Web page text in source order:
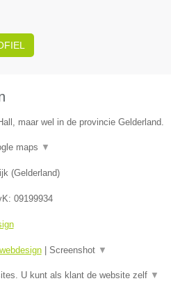
maar wel in de provincie Gelderland.
maps ▼
(Gelderland)
09199934
| Screenshot ▼
U kunt als klant de website zelf ▼